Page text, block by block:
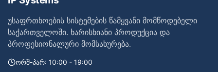
უსაფრთხოების სისტემების წამყვანი მომწოდებელი
საქართველოში. ხარისხიანი პროდუქცია და
პროფესიონალური მომსახურება.
ორშ-პარ: 10:00 - 19:00